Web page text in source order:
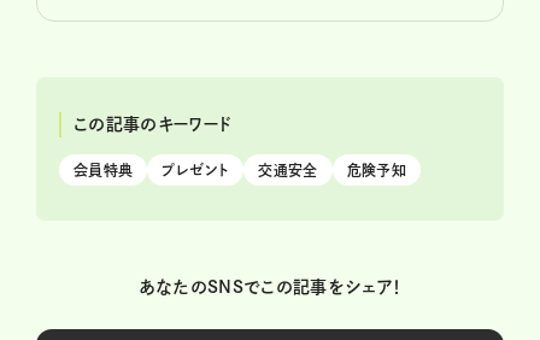
この記事のキーワード
会員特典 プレゼント 交通安全 危険予知
あなたのSNSでこの記事をシェア！